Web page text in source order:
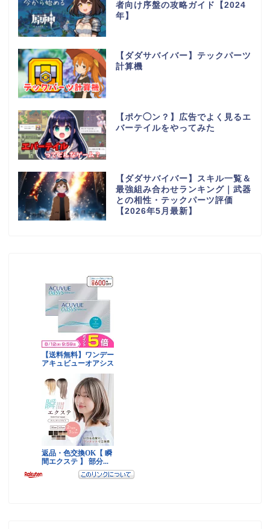
者向け序盤の攻略ガイド【2024
年】
【ダダサバイバー】テックパーツ
計算機
【ポケ◯ン？】広告でよく見るエ
バーテイルをやってみた
【ダダサバイバー】スキル一覧＆
最強組み合わせランキング｜武器
との相性・テックパーツ評価
【2026年5月最新】